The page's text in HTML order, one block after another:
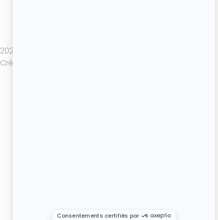
2025 Atelier de Roxane - Tout droits réservés -
Création de site internet : Actif Digital